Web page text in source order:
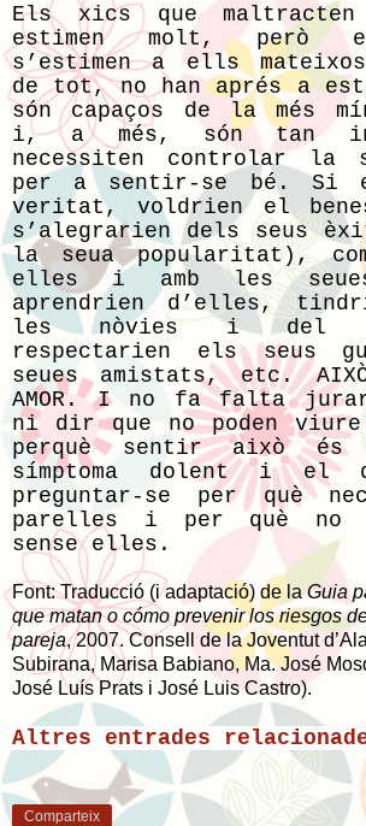
Els xics que maltracten
estimen molt, però
s’estimen a ells
de tot, no han aprés a
són capaços de la més
i, a més, són tan
necessiten controlar la
per a sentir-se bé. Si
veritat, voldrien el
s’alegrarien dels seus
la seua popularitat),
elles i amb les
aprendrien d’elles,
les nòvies i del
respectarien els seus
seues amistats, etc.
AMOR. I no fa falta
ni dir que no poden
perquè sentir això és
símptoma dolent i el
preguntar-se per què
parelles i per què no
sense elles.
Font: Traducció (i adaptació) de laGuia
que matan o cómo prevenir los riesgos
pareja, 2007.Consell de la Joventut
Subirana, Marisa Babiano, Ma. José
José Luís Prats i José Luis Castro).
Altres entrades
Comparteix